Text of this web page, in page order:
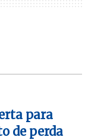
para
de perda